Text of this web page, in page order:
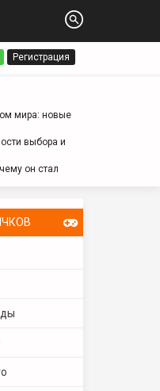
Регистрация
мира: новые
выбора и
он стал